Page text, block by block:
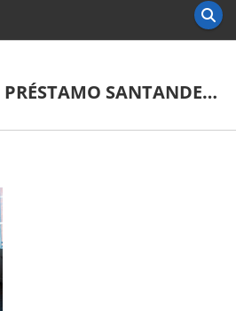
PREAPROBACIÓN PRÉSTAMO SANTANDER EN EL DÍA.